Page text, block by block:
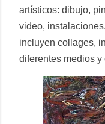
artísticos: dibujo,
video,
incluyen collages,
diferentes medios y